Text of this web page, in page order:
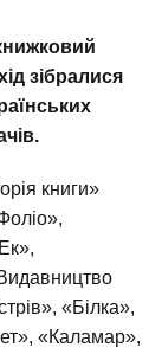
зібралися
книги»
«Білка»,
«Каламар»,